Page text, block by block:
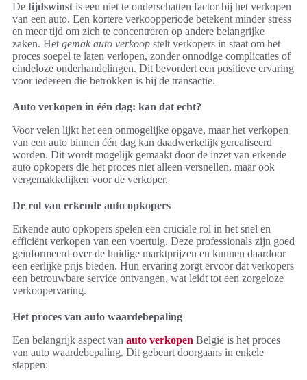
De tijdswinst is een niet te onderschatten factor bij het verkopen
van een auto. Een kortere verkoopperiode betekent minder stress
en meer tijd om zich te concentreren op andere belangrijke
zaken. Het gemak auto verkoop stelt verkopers in staat om het
proces soepel te laten verlopen, zonder onnodige complicaties of
eindeloze onderhandelingen. Dit bevordert een positieve ervaring
voor iedereen die betrokken is bij de transactie.
Auto verkopen in één dag: kan dat echt?
Voor velen lijkt het een onmogelijke opgave, maar het verkopen
van een auto binnen één dag kan daadwerkelijk gerealiseerd
worden. Dit wordt mogelijk gemaakt door de inzet van erkende
auto opkopers die het proces niet alleen versnellen, maar ook
vergemakkelijken voor de verkoper.
De rol van erkende auto opkopers
Erkende auto opkopers spelen een cruciale rol in het snel en
efficiënt verkopen van een voertuig. Deze professionals zijn goed
geïnformeerd over de huidige marktprijzen en kunnen daardoor
een eerlijke prijs bieden. Hun ervaring zorgt ervoor dat verkopers
een betrouwbare service ontvangen, wat leidt tot een zorgeloze
verkoopervaring.
Het proces van auto waardebepaling
Een belangrijk aspect van auto verkopen België is het proces
van auto waardebepaling. Dit gebeurt doorgaans in enkele
stappen: